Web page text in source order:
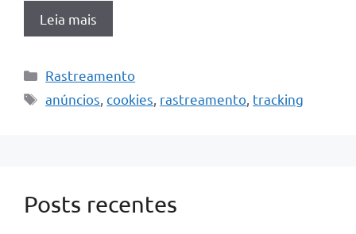
Leia mais
Categorias
Rastreamento
Tags
anúncios ,cookies rastreamento tracking
Posts recentes